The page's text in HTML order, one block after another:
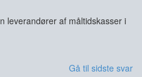
leverandører af måltidskasser i
Gå til sidste svar